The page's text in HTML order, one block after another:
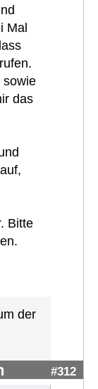
Mal
sowie
das
Bitte
der
#312